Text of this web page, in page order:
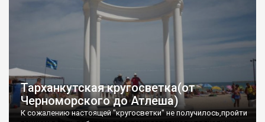
Тарханкутская кругосветка(от
Черноморского до Атлеша)
К сожалению настоящей "кругосветки" не получилось,пройти